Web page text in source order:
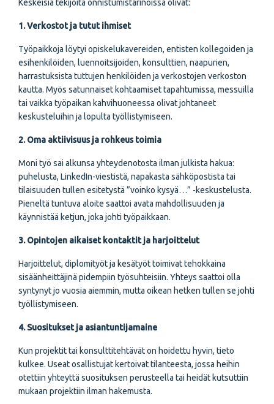
Keskeisiä tekijöitä onnistumistarinoissa olivat:
1. Verkostot ja tutut ihmiset
Työpaikkoja löytyi opiskelukavereiden, entisten kollegoiden ja
esihenkilöiden, luennoitsijoiden, konsulttien, naapurien,
harrastuksista tuttujen henkilöiden ja verkostojen verkoston
kautta. Myös satunnaiset kohtaamiset tapahtumissa, messuilla
tai vaikka työpaikan kahvihuoneessa olivat johtaneet
keskusteluihin ja lopulta työllistymiseen.
2. Oma aktiivisuus ja rohkeus toimia
Moni työ sai alkunsa yhteydenotosta ilman julkista hakua:
puhelusta, LinkedIn-viestistä, napakasta sähköpostista tai
tilaisuuden tullen esitetystä ”voinko kysyä…” -keskustelusta.
Pieneltä tuntuva aloite saattoi avata mahdollisuuden ja
käynnistää ketjun, joka johti työpaikkaan.
3. Opintojen aikaiset kontaktit ja harjoittelut
Harjoittelut, diplomityöt ja kesätyöt toimivat tehokkaina
sisäänheittäjinä pidempiin työsuhteisiin. Yhteys saattoi olla
syntynyt jo vuosia aiemmin, mutta oikean hetken tullen se johti
työllistymiseen.
4. Suositukset ja asiantuntijamaine
Kun projektit tai konsulttitehtävät on hoidettu hyvin, tieto
kulkee. Useat osallistujat kertoivat tilanteesta, jossa heihin
otettiin yhteyttä suosituksen perusteella tai heidät kutsuttiin
mukaan projektiin ilman hakemusta.